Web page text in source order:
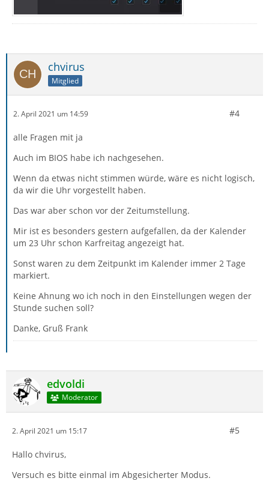
chvirus
Mitglied
2. April 2021 um 14:59 #4
alle Fragen mit ja
Auch im BIOS habe ich nachgesehen.
Wenn da etwas nicht stimmen würde, wäre es nicht logisch,
da wir die Uhr vorgestellt haben.
Das war aber schon vor der Zeitumstellung.
Mir ist es besonders gestern aufgefallen, da der Kalender
um 23 Uhr schon Karfreitag angezeigt hat.
Sonst waren zu dem Zeitpunkt im Kalender immer 2 Tage
markiert.
Keine Ahnung wo ich noch in den Einstellungen wegen der
Stunde suchen soll?
Danke, Gruß Frank
edvoldi
Moderator
2. April 2021 um 15:17 #5
Hallo chvirus,
Versuch es bitte einmal im Abgesicherter Modus.